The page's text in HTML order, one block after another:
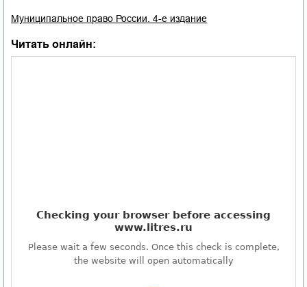
Муниципальное право России. 4-е издание
Читать онлайн: